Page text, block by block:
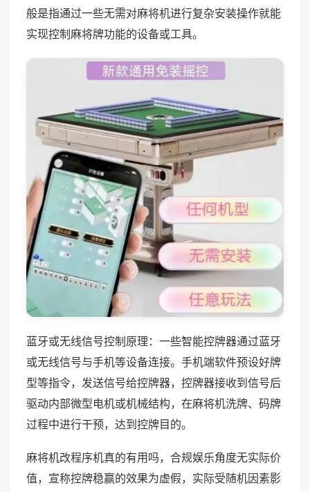
般是指通过一些无需对麻将机进行复杂安装操作就能
实现控制麻将牌功能的设备或工具。
蓝牙或无线信号控制原理：一些智能控牌器通过蓝牙
或无线信号与手机等设备连接。手机端软件预设好牌
型等指令，发送信号给控牌器，控牌器接收到信号后
驱动内部微型电机或机械结构，在麻将机洗牌、码牌
过程中进行干预，达到控牌目的。
麻将机改程序机真的有用吗，合规娱乐角度无实际价
值，宣称控牌稳赢的效果为虚假，实际受随机因素影